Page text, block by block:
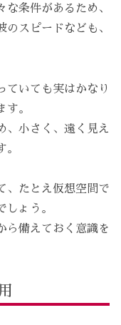
条件があるため、
スピードなども、
ていても実はかなり
す。
、小さく、遠く見え
、たとえ仮想空間で
しょう。
ら備えておく意識を